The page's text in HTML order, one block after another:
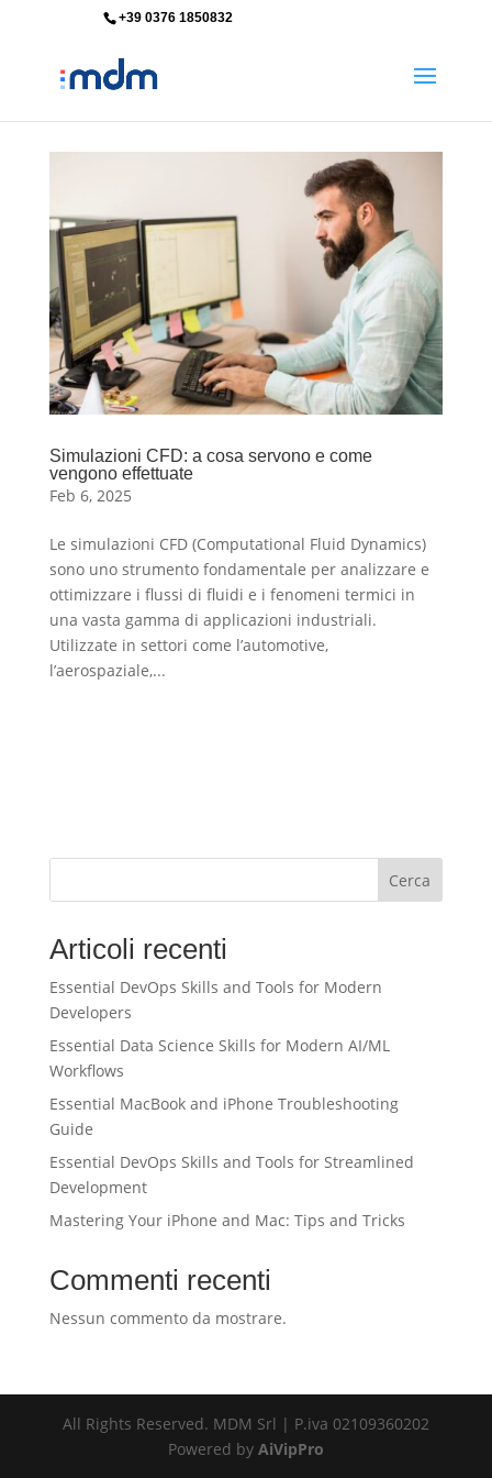
+39 0376 1850832
Simulazioni CFD: a cosa servono e come
vengono effettuate
Feb 6, 2025
Le simulazioni CFD (Computational Fluid Dynamics)
sono uno strumento fondamentale per analizzare e
ottimizzare i flussi di fluidi e i fenomeni termici in
una vasta gamma di applicazioni industriali.
Utilizzate in settori come l’automotive,
l’aerospaziale,...
Cerca
Articoli recenti
Essential DevOps Skills and Tools for Modern
Developers
Essential Data Science Skills for Modern AI/ML
Workflows
Essential MacBook and iPhone Troubleshooting
Guide
Essential DevOps Skills and Tools for Streamlined
Development
Mastering Your iPhone and Mac: Tips and Tricks
Commenti recenti
Nessun commento da mostrare.
All Rights Reserved. MDM Srl | P.iva 02109360202
Powered by AiVipPro